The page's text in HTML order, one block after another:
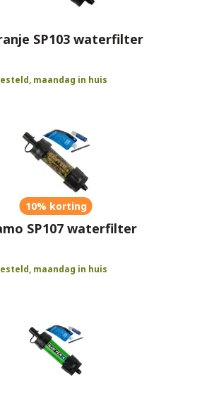
SP103 waterfilter
maandag in huis
10% korting
SP107 waterfilter
maandag in huis